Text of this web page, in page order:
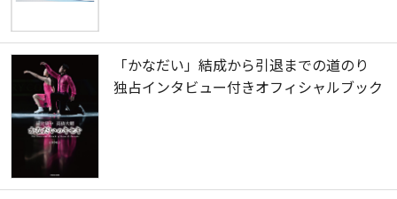
「かなだい」結成から引退までの道のり
独占インタビュー付きオフィシャルブック